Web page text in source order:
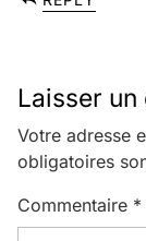
Laisser
Votre adresse
obligatoires
Commentaire *